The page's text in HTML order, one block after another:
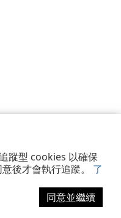
蹤型 cookies 以確保
後才會執行追蹤。 了
同意並繼續